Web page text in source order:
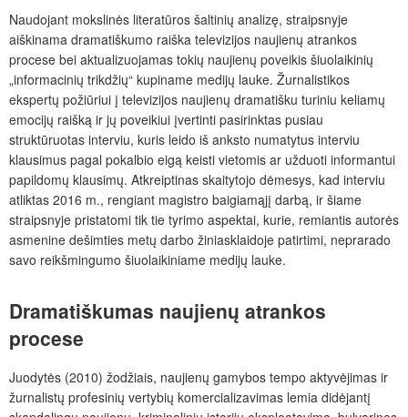
Naudojant mokslinės literatūros šaltinių analizę, straipsnyje
aiškinama dramatiškumo raiška televizijos naujienų atrankos
procese bei aktualizuojamas tokių naujienų poveikis šiuolaikinių
„informacinių trikdžių“ kupiname medijų lauke. Žurnalistikos
ekspertų požiūriui į televizijos naujienų dramatišku turiniu keliamų
emocijų raišką ir jų poveikiui įvertinti pasirinktas pusiau
struktūruotas interviu, kuris leido iš anksto numatytus interviu
klausimus pagal pokalbio eigą keisti vietomis ar užduoti informantui
papildomų klausimų. Atkreiptinas skaitytojo dėmesys, kad interviu
atliktas 2016 m., rengiant magistro baigiamąjį darbą, ir šiame
straipsnyje pristatomi tik tie tyrimo aspektai, kurie, remiantis autorės
asmenine dešimties metų darbo žiniasklaidoje patirtimi, neprarado
savo reikšmingumo šiuolaikiniame medijų lauke.
Dramatiškumas naujienų atrankos
procese
Juodytės (2010) žodžiais, naujienų gamybos tempo aktyvėjimas ir
žurnalistų profesinių vertybių komercializavimas lemia didėjantį